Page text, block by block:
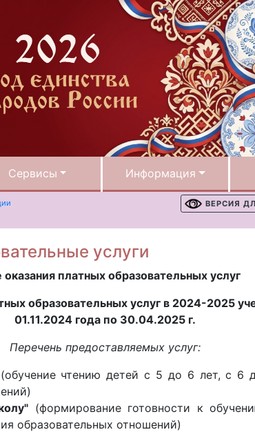
Сервисы Информация
ВЕРСИЯ
услуги
платных образовательных услуг
образовательных услуг в 2024-2025
01.11.2024 года по 30.04.2025 г.
Перечень предоставляемых услуг:
чтению детей с 5 до 6 лет, с 6
(формирование готовности к
образовательных отношений)